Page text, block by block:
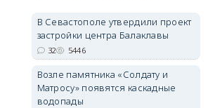
В Севастополе утвердили проект
застройки центра Балаклавы
32 5446
Возле памятника «Солдату и
Матросу» появятся каскадные
водопады